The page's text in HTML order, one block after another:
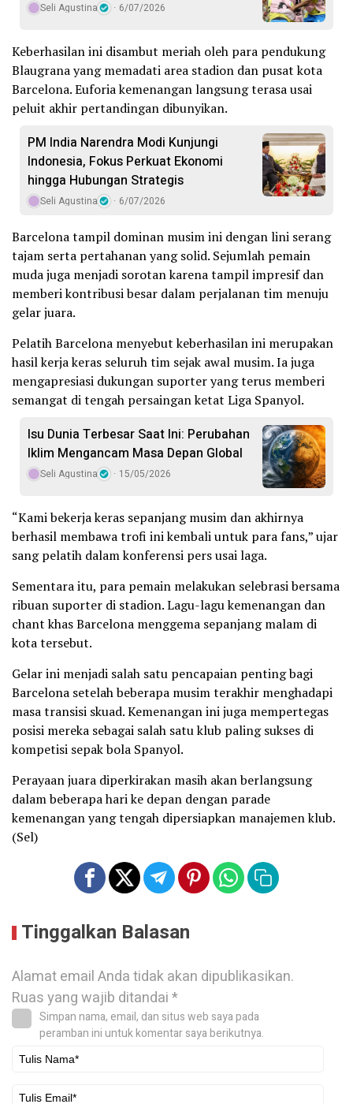
Seli Agustina 6/07/2026
Keberhasilan ini disambut meriah oleh para pendukung
Blaugrana yang memadati area stadion dan pusat kota
Barcelona. Euforia kemenangan langsung terasa usai
peluit akhir pertandingan dibunyikan.
PM India Narendra Modi Kunjungi
Indonesia, Fokus Perkuat Ekonomi
hingga Hubungan Strategis
Seli Agustina 6/07/2026
Barcelona tampil dominan musim ini dengan lini serang
tajam serta pertahanan yang solid. Sejumlah pemain
muda juga menjadi sorotan karena tampil impresif dan
memberi kontribusi besar dalam perjalanan tim menuju
gelar juara.
Pelatih Barcelona menyebut keberhasilan ini merupakan
hasil kerja keras seluruh tim sejak awal musim. Ia juga
mengapresiasi dukungan suporter yang terus memberi
semangat di tengah persaingan ketat Liga Spanyol.
Isu Dunia Terbesar Saat Ini: Perubahan
Iklim Mengancam Masa Depan Global
Seli Agustina 15/05/2026
“Kami bekerja keras sepanjang musim dan akhirnya
berhasil membawa trofi ini kembali untuk para fans,” ujar
sang pelatih dalam konferensi pers usai laga.
Sementara itu, para pemain melakukan selebrasi bersama
ribuan suporter di stadion. Lagu-lagu kemenangan dan
chant khas Barcelona menggema sepanjang malam di
kota tersebut.
Gelar ini menjadi salah satu pencapaian penting bagi
Barcelona setelah beberapa musim terakhir menghadapi
masa transisi skuad. Kemenangan ini juga mempertegas
posisi mereka sebagai salah satu klub paling sukses di
kompetisi sepak bola Spanyol.
Perayaan juara diperkirakan masih akan berlangsung
dalam beberapa hari ke depan dengan parade
kemenangan yang tengah dipersiapkan manajemen klub.
(Sel)
Tinggalkan Balasan
Alamat email Anda tidak akan dipublikasikan.
Ruas yang wajib ditandai*
Simpan nama, email, dan situs web saya pada
peramban ini untuk komentar saya berikutnya.